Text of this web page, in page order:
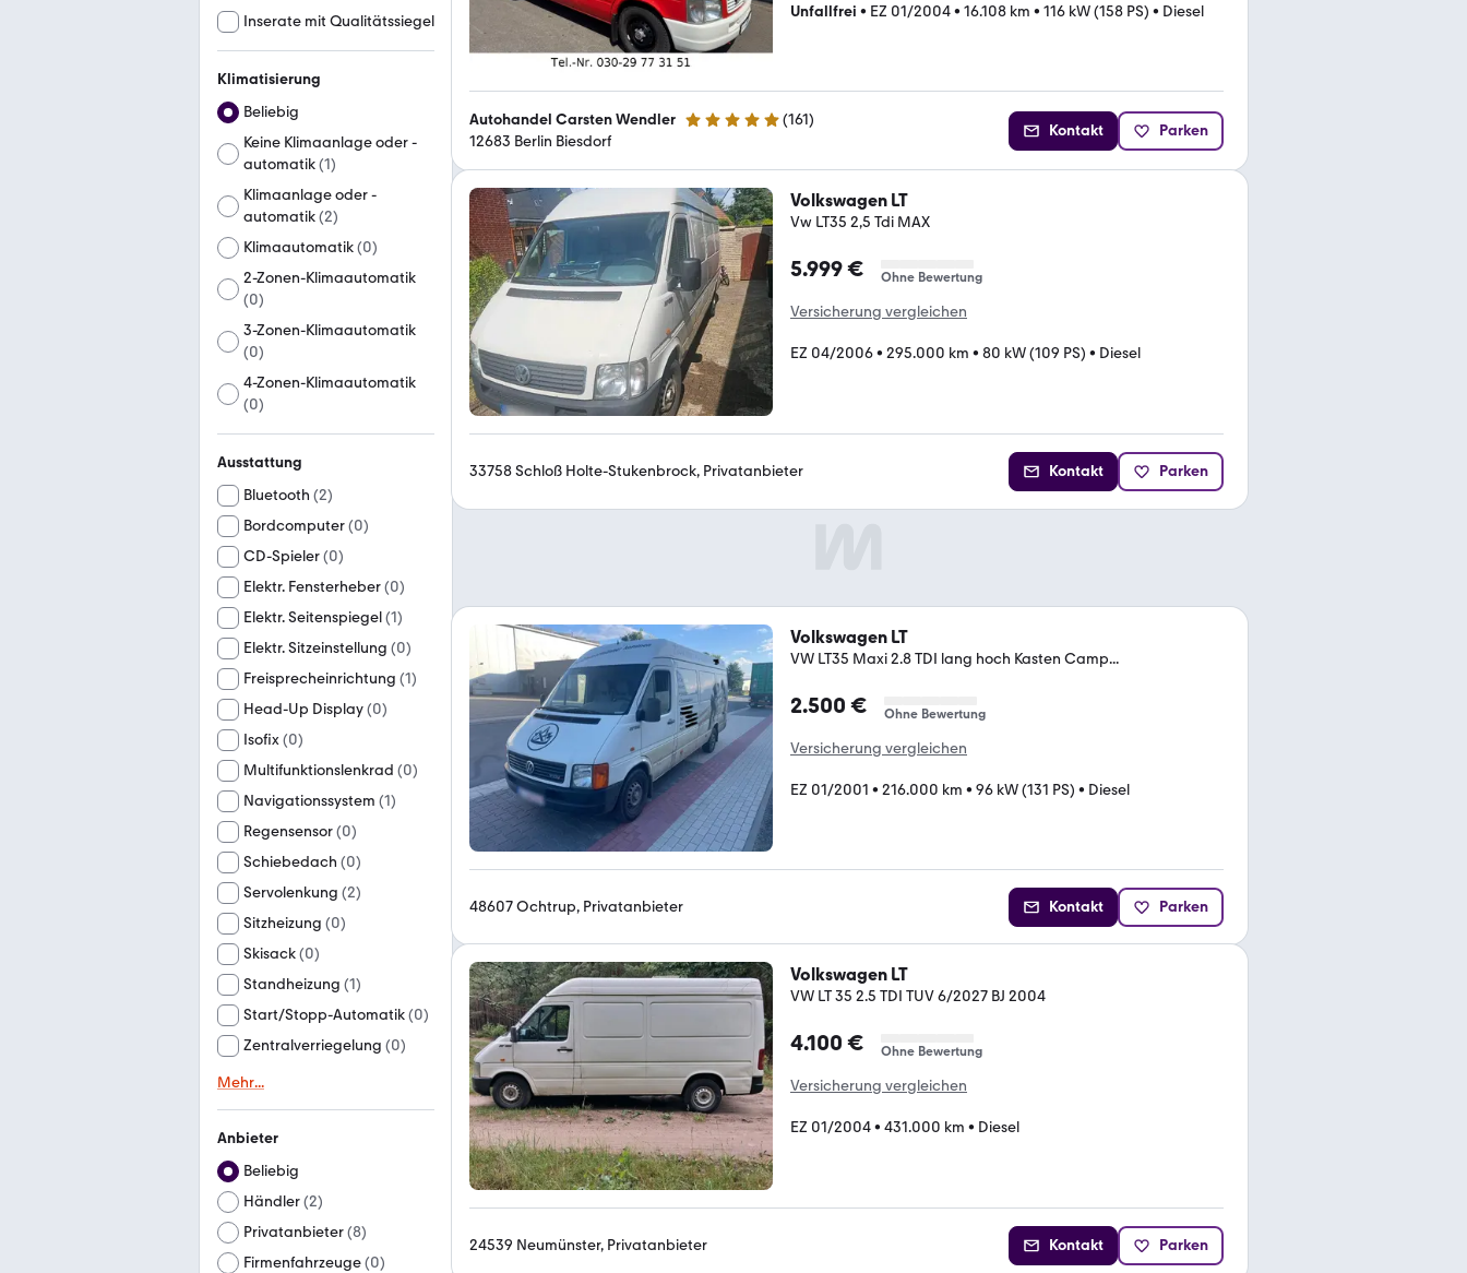
Inserate mit Qualitätssiegel
Klimatisierung
Beliebig
Keine Klimaanlage oder -
automatik(1)
Klimaanlage oder -
automatik(2)
Klimaautomatik(0)
2-Zonen-Klimaautomatik
(0)
3-Zonen-Klimaautomatik
(0)
4-Zonen-Klimaautomatik
(0)
Ausstattung
Bluetooth (2)
Bordcomputer(0)
CD-Spieler(0)
Elektr. Fensterheber(0)
Elektr. Seitenspiegel(1)
Elektr. Sitzeinstellung (0)
Freisprecheinrichtung (1)
Head-Up Display(0)
Isofix(0)
Multifunktionslenkrad (0)
Navigationssystem (1)
Regensensor(0)
Schiebedach (0)
Servolenkung (2)
Sitzheizung (0)
Skisack(0)
Standheizung (1)
Start/Stopp-Automatik(0)
Zentralverriegelung (0)
Mehr...
Anbieter
Beliebig
Händler(2)
Privatanbieter(8)
Firmenfahrzeuge(0)
Unfallfrei • EZ 01/2004• 16.108 km • 116 kW (158 PS) • Diesel
Autohandel Carsten Wendler 4.8 Sterne (161)
12683 Berlin Biesdorf
Kontakt Parken
Volkswagen LT
Vw LT35 2,5 Tdi MAX
5.999 € Ohne Bewertung
Versicherung vergleichen
EZ 04/2006• 295.000 km • 80 kW (109 PS) • Diesel
33758 Schloß Holte-Stukenbrock, Privatanbieter Kontakt Parken
Volkswagen LT
VW LT35 Maxi 2.8 TDI lang hoch Kasten Camp...
2.500 € Ohne Bewertung
Versicherung vergleichen
EZ 01/2001 • 216.000 km • 96 kW (131 PS) • Diesel
48607 Ochtrup, Privatanbieter Kontakt Parken
Volkswagen LT
VW LT 35 2.5 TDI TUV 6/2027 BJ 2004
4.100 € Ohne Bewertung
Versicherung vergleichen
EZ 01/2004• 431.000 km • Diesel
24539 Neumünster, Privatanbieter Kontakt Parken